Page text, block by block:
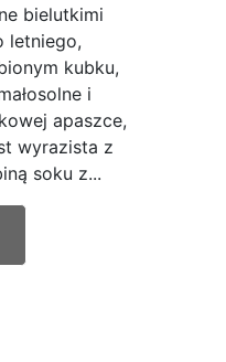
bielutkimi
letniego,
kubku,
i
apaszce,
wyrazista z
soku z...